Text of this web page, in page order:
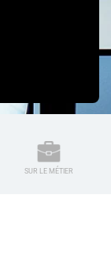
SUR LE MÉTIER